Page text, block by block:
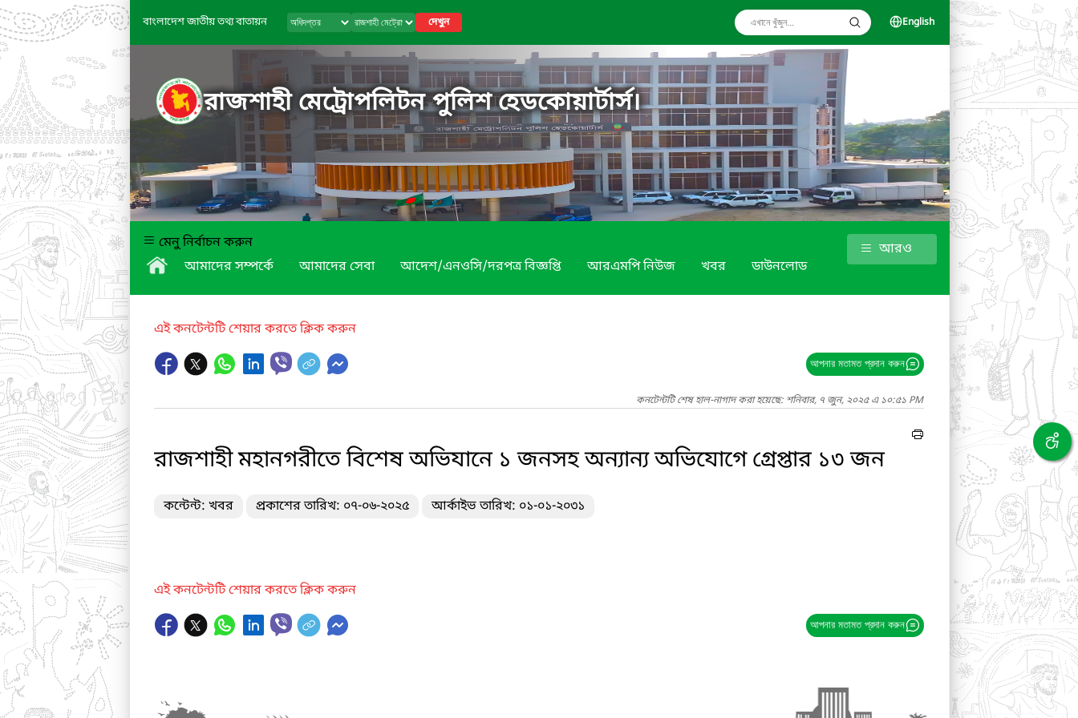
বাংলাদেশ জাতীয় তথ্য বাতায়ন দেখুন English
রাজশাহী মেট্রোপলিটন পুলিশ হেডকোয়ার্টার্স।
মেনু নির্বাচন করুন
আমাদের সম্পর্কে
আমাদের সেবা আদেশ/এনওসি/দরপত্র বিজ্ঞপ্তি আরএমপি নিউজ খবর ডাউনলোড
আরও
এই কনটেন্টটি শেয়ার করতে ক্লিক করুন
আপনার মতামত প্রদান করুন
কনটেন্টটি শেষ হাল-নাগাদ করা হয়েছে: শনিবার, ৭ জুন, ২০২৫ এ ১০:৫১ PM
রাজশাহী মহানগরীতে বিশেষ অভিযানে ১ জনসহ অন্যান্য অভিযোগে গ্রেপ্তার ১৩ জন
কন্টেন্ট: খবর প্রকাশের তারিখ: ০৭-০৬-২০২৫ আর্কাইভ তারিখ: ০১-০১-২০৩১
এই কনটেন্টটি শেয়ার করতে ক্লিক করুন
আপনার মতামত প্রদান করুন